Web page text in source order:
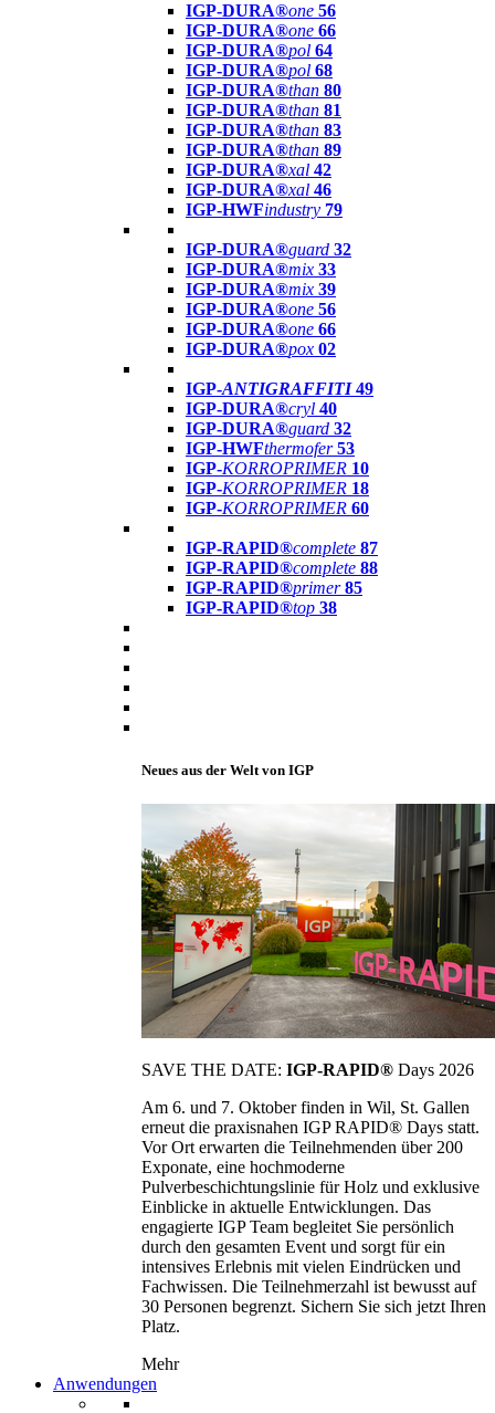
IGP-DURA®one 56
IGP-DURA®one 66
IGP-DURA®pol 64
IGP-DURA®pol 68
IGP-DURA®than 80
IGP-DURA®than 81
IGP-DURA®than 83
IGP-DURA®than 89
IGP-DURA®xal 42
IGP-DURA®xal 46
IGP-HWFindustry 79
IGP-DURA®guard 32
IGP-DURA®mix 33
IGP-DURA®mix 39
IGP-DURA®one 56
IGP-DURA®one 66
IGP-DURA®pox 02
IGP-ANTIGRAFFITI49
IGP-DURA®cryl 40
IGP-DURA®guard 32
IGP-HWFthermofer 53
IGP-KORROPRIMER 10
IGP-KORROPRIMER 18
IGP-KORROPRIMER 60
IGP-RAPID®complete 87
IGP-RAPID®complete 88
IGP-RAPID®primer 85
IGP-RAPID®top 38
Neues aus der Welt von IGP
SAVE THE DATE: IGP-RAPID® Days 2026
Am 6. und 7. Oktober finden in Wil, St. Gallen
erneut die praxisnahen IGP RAPID® Days statt.
Vor Ort erwarten die Teilnehmenden über 200
Exponate, eine hochmoderne
Pulverbeschichtungslinie für Holz und exklusive
Einblicke in aktuelle Entwicklungen. Das
engagierte IGP Team begleitet Sie persönlich
durch den gesamten Event und sorgt für ein
intensives Erlebnis mit vielen Eindrücken und
Fachwissen. Die Teilnehmerzahl ist bewusst auf
30 Personen begrenzt. Sichern Sie sich jetzt Ihren
Platz.
Mehr
Anwendungen